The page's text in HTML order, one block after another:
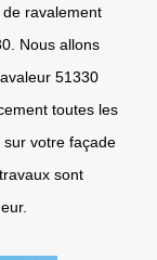
ravalement
Nous allons
51330
toutes les
votre façade
sont